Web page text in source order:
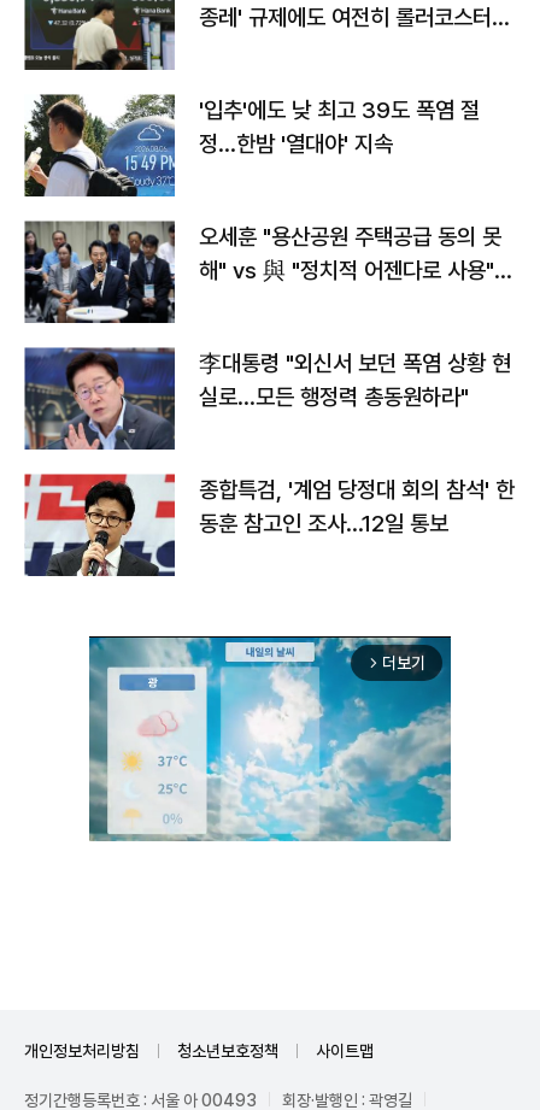
종레' 규제에도 여전히 롤러코스터
'입추'에도 낮 최고 39도 폭염 절
정…한밤 '열대야' 지속
오세훈 "용산공원 주택공급 동의 못
해" vs 與 "정치적 어젠다로 사용"
李대통령 "외신서 보던 폭염 상황 현
실로…모든 행정력 총동원하라"
종합특검, '계엄 당정대 회의 참석' 한
동훈 참고인 조사...12일 통보
arrow_forward_ios 더보기
개인정보처리방침 청소년보호정책 사이트맵
정기간행등록번호 : 서울 아 00493 회장·발행인 : 곽영길